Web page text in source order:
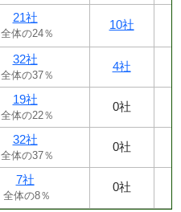
21社
全体の24％
10社
32社
全体の37％
4社
19社
全体の22％
0社
32社
全体の37％
0社
7社
全体の8％
0社